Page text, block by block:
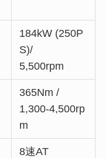
184kW (250P
S)/
5,500rpm
365Nm /
1,300-4,500rp
m
8速AT